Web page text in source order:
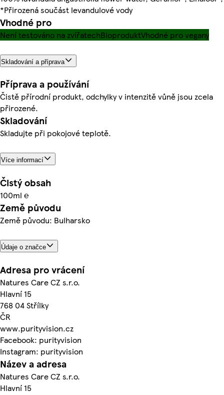
*Přirozená součást levandulové vody
Vhodné pro
Není testováno na zvířatechBioproduktVhodné pro vegany
Skladování a příprava
Příprava a používání
Čistě přírodní produkt, odchylky v intenzitě vůně jsou zcela
přirozené.
Skladování
Skladujte při pokojové teplotě.
Více informací
Čistý obsah
100ml ℮
Země původu
Země původu: Bulharsko
Údaje o značce
Adresa pro vrácení
Natures Care CZ s.r.o.
Hlavní 15
768 04 Střílky
ČR
www.purityvision.cz
Facebook: purityvision
Instagram: purityvision
Název a adresa
Natures Care CZ s.r.o.
Hlavní 15